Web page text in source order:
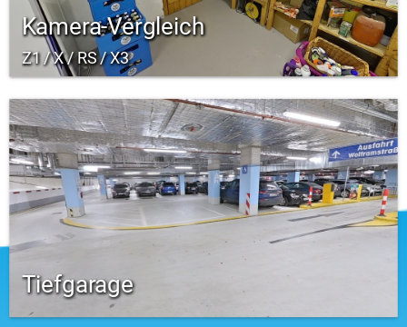
Kamera-Vergleich
Z1 / X / RS / X3
Tiefgarage